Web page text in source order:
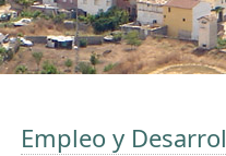
Empleo y